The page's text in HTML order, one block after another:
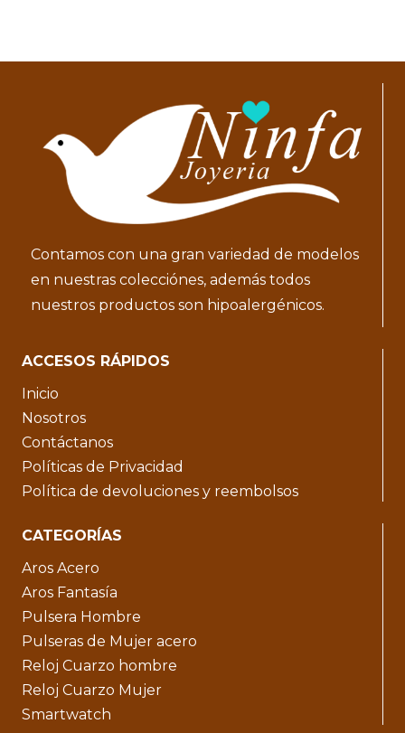
Contamos con una gran variedad de modelos
en nuestras colecciónes, además todos
nuestros productos son hipoalergénicos.
ACCESOS RÁPIDOS
Inicio
Nosotros
Contáctanos
Políticas de Privacidad
Política de devoluciones y reembolsos
CATEGORÍAS
Aros Acero
Aros Fantasía
Pulsera Hombre
Pulseras de Mujer acero
Reloj Cuarzo hombre
Reloj Cuarzo Mujer
Smartwatch